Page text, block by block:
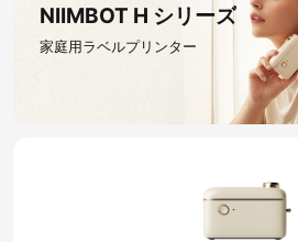
NIIMBOT H シリーズ
家庭用ラベルプリンター